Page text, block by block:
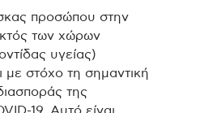
προσώπου στην
των χώρων
υγείας)
με στόχο τη σημαντική
της